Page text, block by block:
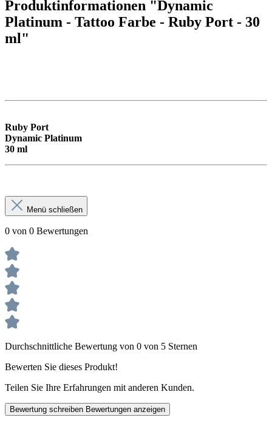
Produktinformationen "Dynamic
Platinum - Tattoo Farbe - Ruby Port - 30
ml"
Ruby Port
Dynamic Platinum
30 ml
Menü schließen
0 von 0 Bewertungen
Durchschnittliche Bewertung von 0 von 5 Sternen
Bewerten Sie dieses Produkt!
Teilen Sie Ihre Erfahrungen mit anderen Kunden.
Bewertung schreiben Bewertungen anzeigen